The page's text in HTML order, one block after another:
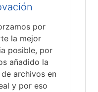
por
la mejor
posible, por
añadido la
archivos en
y por eso